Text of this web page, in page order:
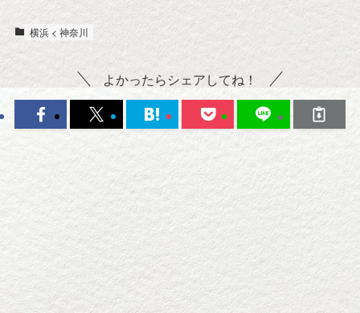
横浜 < 神奈川
よかったらシェアしてね！